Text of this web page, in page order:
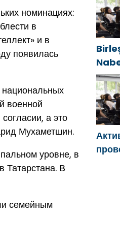
номинациях:
в
и в
появилась
национальных
военной
а это
Мухаметшин.
уровне, в
Татарстана. В
семейным
по